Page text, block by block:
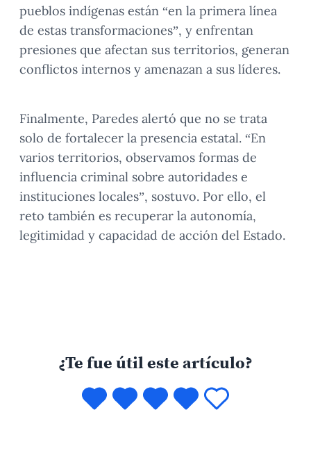
pueblos indígenas están “en la primera línea
de estas transformaciones”, y enfrentan
presiones que afectan sus territorios, generan
conflictos internos y amenazan a sus líderes.
Finalmente, Paredes alertó que no se trata
solo de fortalecer la presencia estatal. “En
varios territorios, observamos formas de
influencia criminal sobre autoridades e
instituciones locales”, sostuvo. Por ello, el
reto también es recuperar la autonomía,
legitimidad y capacidad de acción del Estado.
¿Te fue útil este artículo?